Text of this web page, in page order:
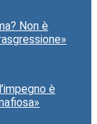
Non è
è